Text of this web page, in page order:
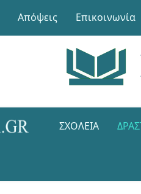
Απόψεις Επικοινωνία
ΣΧΟΛΕΊΑ